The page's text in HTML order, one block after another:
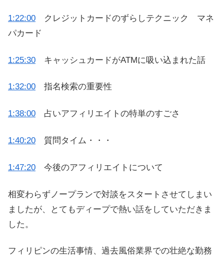
1:22:00 クレジットカードのずらしテクニック マネ
パカード
1:25:30 キャッシュカードがATMに吸い込まれた話
1:32:00 指名検索の重要性
1:38:00 占いアフィリエイトの特単のすごさ
1:40:20 質問タイム・・・
1:47:20 今後のアフィリエイトについて
相変わらずノープランで対談をスタートさせてしまい
ましたが、とてもディープで熱い話をしていただきま
した。
フィリピンの生活事情、過去風俗業界での壮絶な勤務